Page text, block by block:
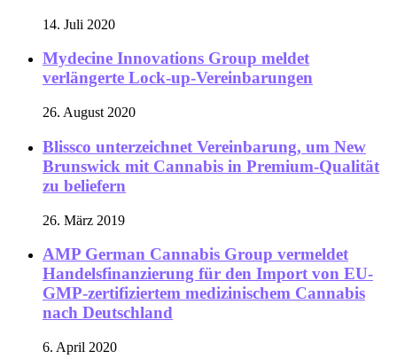
14. Juli 2020
Mydecine Innovations Group meldet
verlängerte Lock-up-Vereinbarungen
26. August 2020
Blissco unterzeichnet Vereinbarung, um New
Brunswick mit Cannabis in Premium-Qualität
zu beliefern
26. März 2019
AMP German Cannabis Group vermeldet
Handelsfinanzierung für den Import von EU-
GMP-zertifiziertem medizinischem Cannabis
nach Deutschland
6. April 2020